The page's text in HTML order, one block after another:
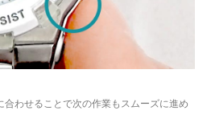
わせることで次の作業もスムーズに進め